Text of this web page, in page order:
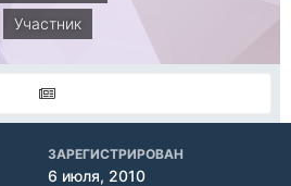
Участник
ЗАРЕГИСТРИРОВАН
6 июля, 2010